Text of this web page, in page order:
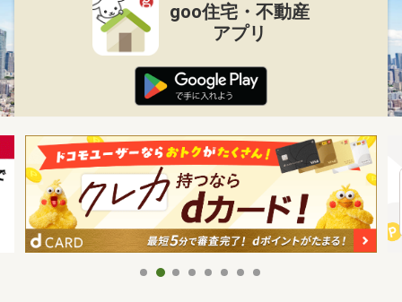
goo住宅・不動産
アプリ